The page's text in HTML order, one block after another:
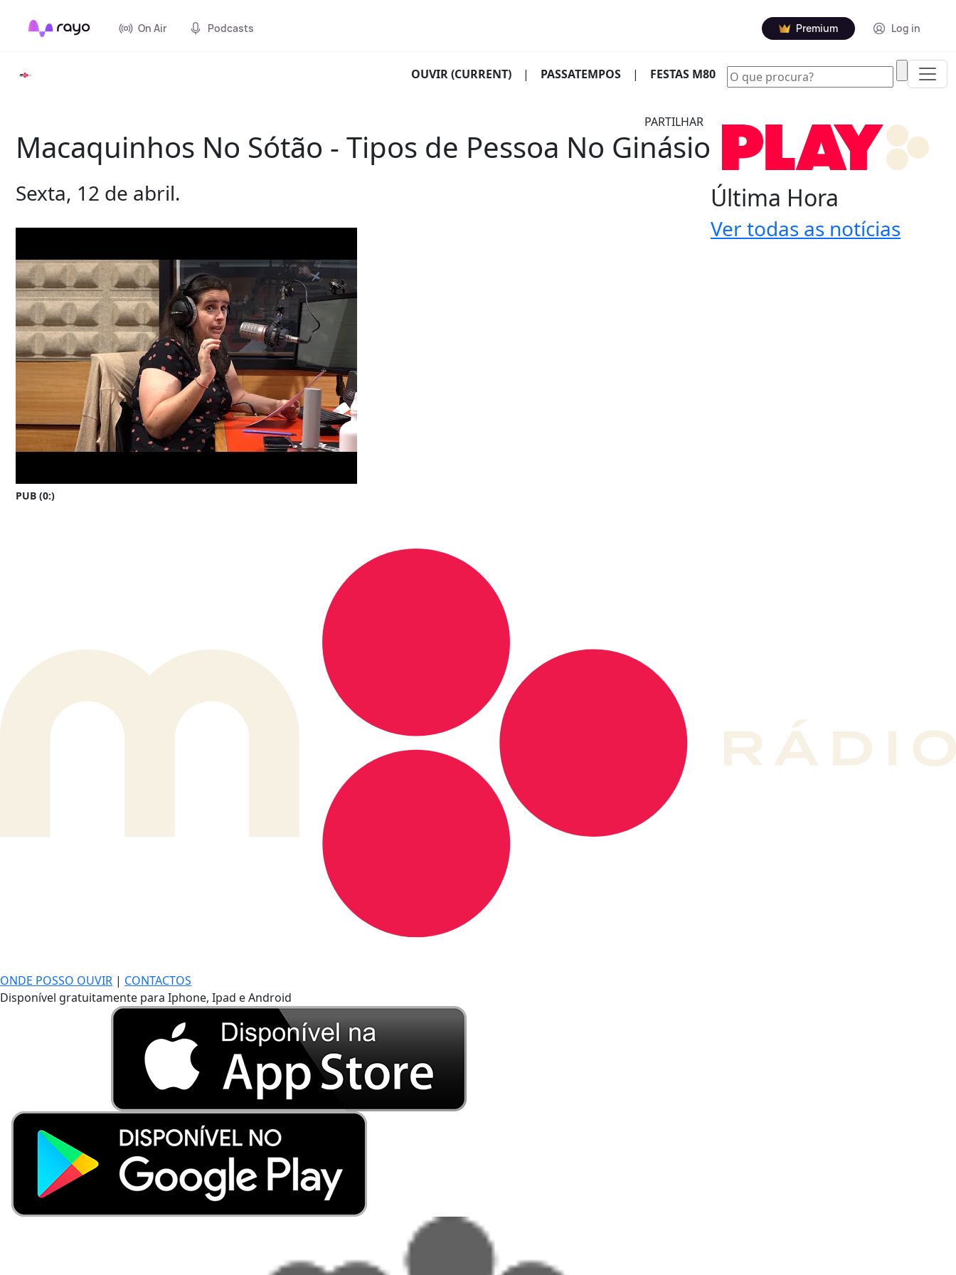
On Air Podcasts Premium Log in
OUVIR(CURRENT) | PASSATEMPOS | FESTAS M80
PARTILHAR
Macaquinhos No Sótão - Tipos de Pessoa No Ginásio
Sexta, 12 de abril.
PUB (0:)
Última Hora
Ver todas as notícias
ONDE POSSO OUVIR | CONTACTOS
Disponível gratuitamente para Iphone, Ipad e Android